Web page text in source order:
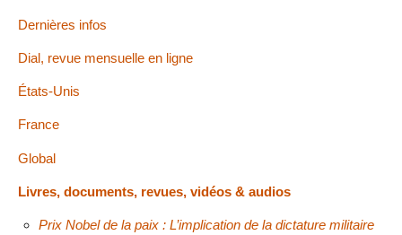
Dernières infos
Dial, revue mensuelle en ligne
États-Unis
France
Global
Livres, documents, revues, vidéos & audios
Prix Nobel de la paix : L’implication de la dictature militaire